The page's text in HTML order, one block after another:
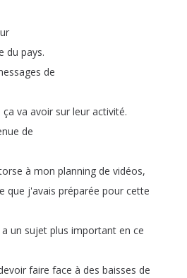
du pays.
de
ça va avoir sur leur activité.
de
à mon planning de vidéos,
que j'avais préparée pour cette
a un sujet plus important en ce
faire face à des baisses de